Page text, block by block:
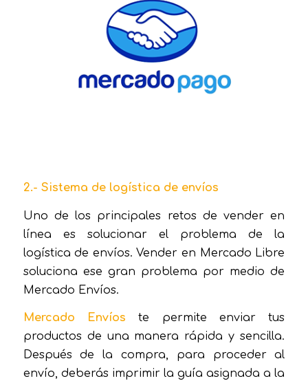
2.- Sistema de logística de envíos
Uno de los principales retos de vender en
línea es solucionar el problema de la
logística de envíos. Vender en Mercado Libre
soluciona ese gran problema por medio de
Mercado Envíos.
Mercado Envíoste permite enviar tus
productos de una manera rápida y sencilla.
Después de la compra, para proceder al
envío, deberás imprimir la guía asignada a la